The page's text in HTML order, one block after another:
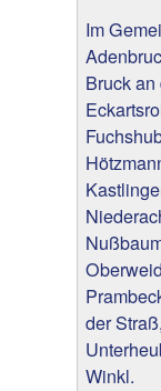
Im
Bruck
der
Winkl.